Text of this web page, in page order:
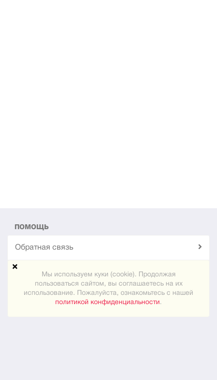
ПОМОЩЬ
Обратная связь
ТехподдержкаМы используем куки (cookie). Продолжая
пользоваться сайтом, вы соглашаетесь на их
использование. Пожалуйста, ознакомьтесь с нашей
политикой конфиденциальности.